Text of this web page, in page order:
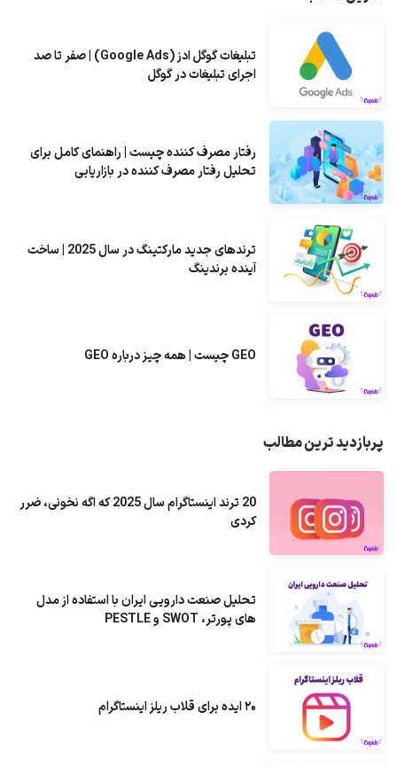
تبلیغات گوگل ادز (Google Ads) | صفر تا صد
اجرای تبلیغات در گوگل
رفتار مصرف کننده چیست | راهنمای کامل برای
تحلیل رفتار مصرف کننده در بازاریابی
ترندهای جدید مارکتینگ در سال 2025 | ساخت
آینده برندینگ
GEO چیست | همه چیز درباره GEO
پربازدید ترین مطالب
20 ترند اینستاگرام سال 2025 که اگه نخونی، ضرر
کردی
تحلیل صنعت دارویی ایران با استفاده از مدل
های پورتر، SWOT و PESTLE
۲۰ ایده برای قلاب ریلز اینستاگرام